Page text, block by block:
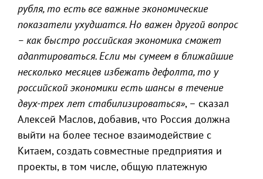
рубля, то есть все важные экономические
показатели ухудшатся. Но важен другой вопрос
– как быстро российская экономика сможет
адаптироваться. Если мы сумеем в ближайшие
несколько месяцев избежать дефолта, то у
российской экономики есть шансы в течение
двух-трех лет стабилизироваться», – сказал
Алексей Маслов, добавив, что Россия должна
выйти на более тесное взаимодействие с
Китаем, создать совместные предприятия и
проекты, в том числе, общую платежную